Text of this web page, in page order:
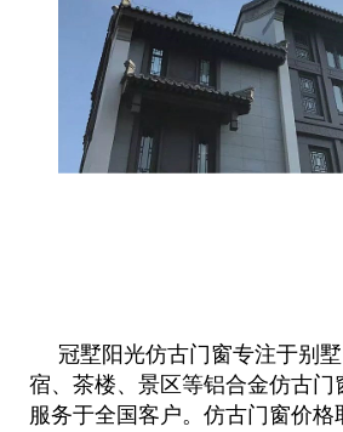
冠墅阳光仿古门窗专注于别
宿、茶楼、景区等铝合金仿古门
服务于全国客户。仿古门窗价格